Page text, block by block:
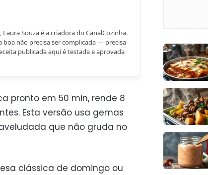
Souza é a criadora do CanalCozinha.
boa não precisa ser complicada — precisa
publicada aqui é testada e aprovada
pronto em 50 min, rende 8
Esta versão usa gemas
que não gruda no
clássica de domingo ou